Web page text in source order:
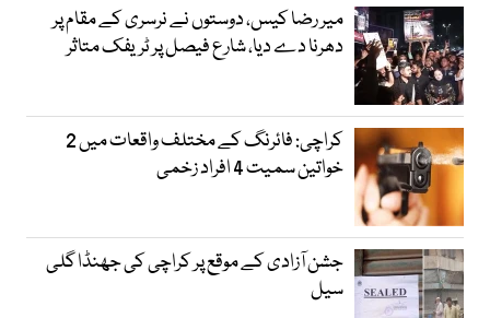
میر رضا کیس، دوستوں نے نرسری کے مقام پر
دھرنا دے دیا، شارع فیصل پر ٹریفک متاثر
کراچی: فائرنگ کے مختلف واقعات میں 2
خواتین سمیت 4 افراد زخمی
جشن آزادی کے موقع پر کراچی کی جھنڈا گلی
سیل